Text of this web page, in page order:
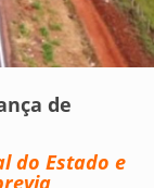
de
do Estado e